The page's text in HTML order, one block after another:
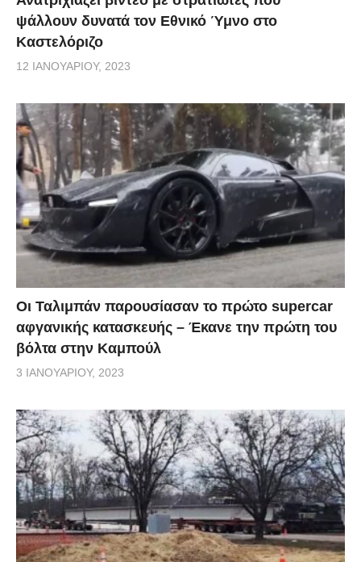
ψάλλουν δυνατά τον Εθνικό Ύμνο στο
Καστελόριζο
12 ΙΑΝΟΥΑΡΊΟΥ, 2023
Οι Ταλιμπάν παρουσίασαν το πρώτο supercar
αφγανικής κατασκευής – Έκανε την πρώτη του
βόλτα στην Καμπούλ
3 ΙΑΝΟΥΑΡΊΟΥ, 2023